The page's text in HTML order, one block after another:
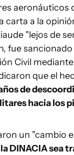
aeronáuticos
carta a la
"lejos de
fue sancionado
Civil
que el
de
hacia los
un "cambio
DINACIA sea